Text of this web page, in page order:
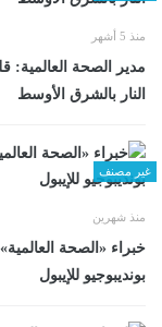
منذ 5 أشهر
مدير الصحة العالمية:
النار بالشرق الأوسط
غير مصنف
منذ شهرين
بونديبوجيو للإيبول